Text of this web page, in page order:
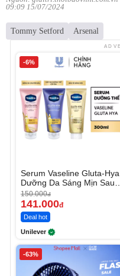
09:09 15/07/2024
Tommy Setford Arsenal
-6%
Serum Vaseline Gluta-Hya
Dưỡng Da Sáng Mịn Sau
Ngày
150.000đ
141.000đ
Deal hot
Unilever
-63%